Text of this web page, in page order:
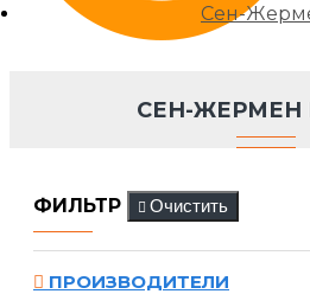
Сен-
СЕН-ЖЕРМЕН
ФИЛЬТР Очистить
ПРОИЗВОДИТЕЛИ